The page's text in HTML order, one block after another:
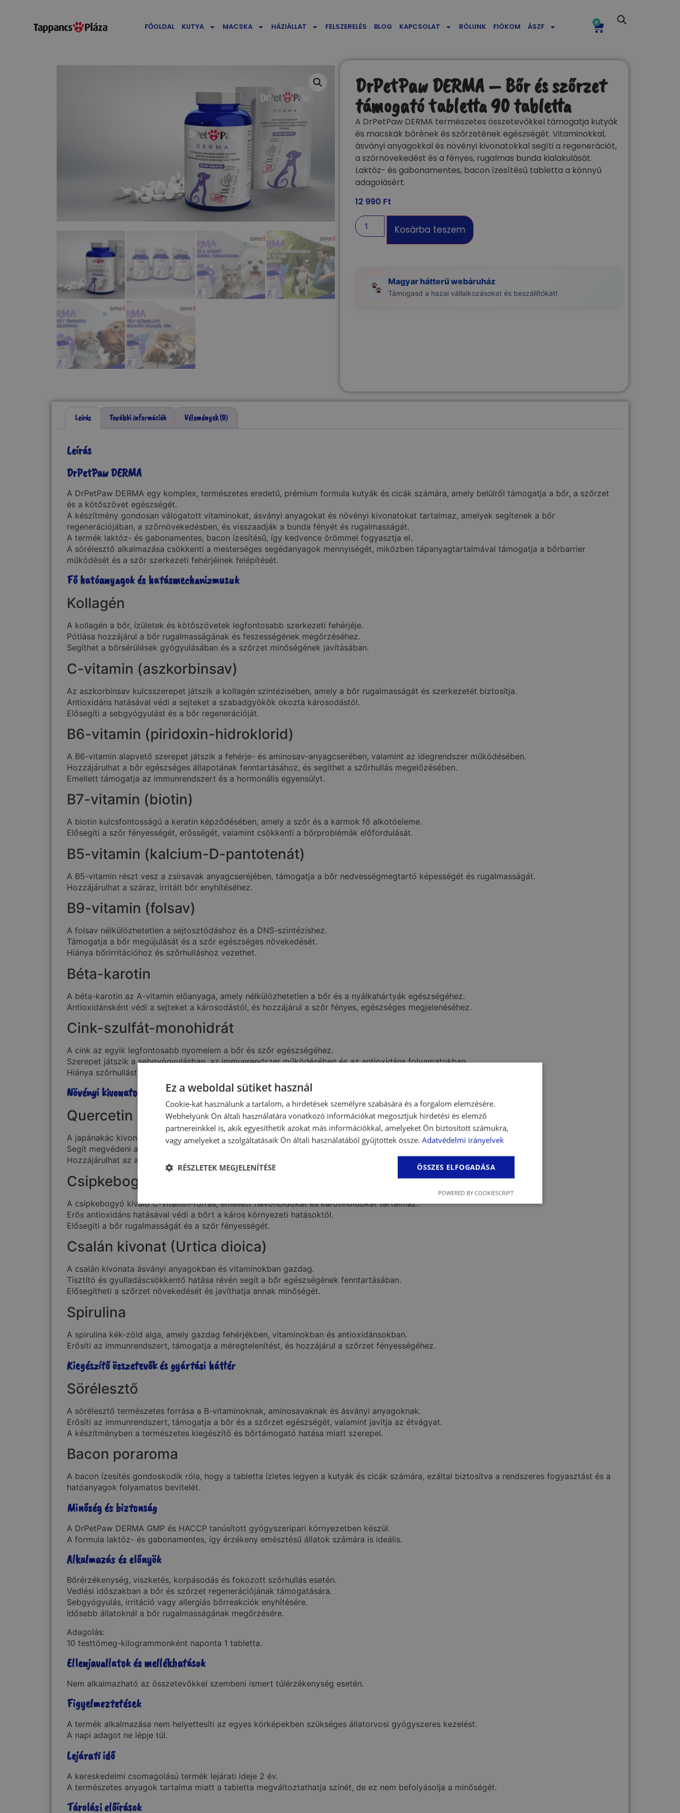
FŐOLDAL KUTYA MACSKA HÁZIÁLLAT FELSZERELÉS BLOG KAPCSOLAT RÓLUNK FIÓKOM ÁSZF 0
DrPetPaw DERMA – Bőr és szőrzet
támogató tabletta 90 tabletta
A DrPetPaw DERMA természetes összetevőkkel támogatja kutyák
és macskák bőrének és szőrzetének egészségét. Vitaminokkal,
ásványi anyagokkal és növényi kivonatokkal segíti a regenerációt,
a szőrnövekedést és a fényes, rugalmas bunda kialakulását.
Laktóz- és gabonamentes, bacon ízesítésű tabletta a könnyű
adagolásért.
12 990 Ft
Kosárba teszem
Magyar hátterű webáruház
Támogasd a hazai vállalkozásokat és beszállítókat!
Leírás További információk Vélemények (0)
Leírás
DrPetPaw DERMA
A DrPetPaw DERMA egy komplex, természetes eredetű, prémium formula kutyák és cicák számára, amely belülről támogatja a bőr, a szőrzet
és a kötőszövet egészségét.
A készítmény gondosan válogatott vitaminokat, ásványi anyagokat és növényi kivonatokat tartalmaz, amelyek segítenek a bőr
regenerációjában, a szőrnövekedésben, és visszaadják a bunda fényét és rugalmasságát.
A termék laktóz- és gabonamentes, bacon ízesítésű, így kedvence örömmel fogyasztja el.
A sörélesztő alkalmazása csökkenti a mesterséges segédanyagok mennyiségét, miközben tápanyagtartalmával támogatja a bőrbarrier
működését és a szőr szerkezeti fehérjéinek felépítését.
Fő hatóanyagok és hatásmechanizmusuk
Kollagén
A kollagén a bőr, ízületek és kötőszövetek legfontosabb szerkezeti fehérjéje.
Pótlása hozzájárul a bőr rugalmasságának és feszességének megőrzéséhez.
Segíthet a bőrsérülések gyógyulásában és a szőrzet minőségének javításában.
C-vitamin (aszkorbinsav)
Az aszkorbinsav kulcsszerepet játszik a kollagén szintézisében, amely a bőr rugalmasságát és szerkezetét biztosítja.
Antioxidáns hatásával védi a sejteket a szabadgyökök okozta károsodástól.
Elősegíti a sebgyógyulást és a bőr regenerációját.
B6-vitamin (piridoxin-hidroklorid)
A B6-vitamin alapvető szerepet játszik a fehérje- és aminosav-anyagcserében, valamint az idegrendszer működésében.
Hozzájárulhat a bőr egészséges állapotának fenntartásához, és segíthet a szőrhullás megelőzésében.
Emellett támogatja az immunrendszert és a hormonális egyensúlyt.
B7-vitamin (biotin)
A biotin kulcsfontosságú a keratin képződésében, amely a szőr és a karmok fő alkotóeleme.
Elősegíti a szőr fényességét, erősségét, valamint csökkenti a bőrproblémák előfordulását.
B5-vitamin (kalcium-D-pantotenát)
A B5-vitamin részt vesz a zsírsavak anyagcseréjében, támogatja a bőr nedvességmegtartó képességét és rugalmasságát.
Hozzájárulhat a száraz, irritált bőr enyhítéséhez.
B9-vitamin (folsav)
A folsav nélkülözhetetlen a sejtosztódáshoz és a DNS-szintézishez.
Támogatja a bőr megújulását és a szőr egészséges növekedését.
Hiánya bőrirritációhoz és szőrhulláshoz vezethet.
Béta-karotin
A béta-karotin az A-vitamin előanyaga, amely nélkülözhetetlen a bőr és a nyálkahártyák egészségéhez.
Antioxidánsként védi a sejteket a károsodástól, és hozzájárul a szőr fényes, egészséges megjelenéséhez.
Cink-szulfát-monohidrát
A cink az egyik legfontosabb nyomelem a bőr és szőr egészségéhez.
Szerepet játszik a sebgyógyulásban, az immunrendszer működésében és az antioxidáns folyamatokban.
Hiánya szőrhullást, bőrelváltozásokat okozhat.
Növényi kivonatok a természet erejével
Quercetin (Sophora japonica kivonat)
A japánakác kivonata a quercetin flavonoidot tartalmazza, amely erős antioxidáns és gyulladáscsökkentő hatású.
Segít megvédeni a sejteket az oxidatív stressztől, és támogatja a bőr egészségét.
Hozzájárulhat az allergiás reakciók és gyulladásos bőrpanaszok mérsékléséhez.
Csipkebogyó kivonat (Rosa canina)
A csipkebogyó kiváló C-vitamin-forrás, emellett flavonoidokat és karotinoidokat tartalmaz.
Erős antioxidáns hatásával védi a bőrt a káros környezeti hatásoktól.
Elősegíti a bőr rugalmasságát és a szőr fényességét.
Csalán kivonat (Urtica dioica)
A csalán kivonata ásványi anyagokban és vitaminokban gazdag.
Tisztító és gyulladáscsökkentő hatása révén segít a bőr egészségének fenntartásában.
Elősegítheti a szőrzet növekedését és javíthatja annak minőségét.
Spirulina
A spirulina kék-zöld alga, amely gazdag fehérjékben, vitaminokban és antioxidánsokban.
Erősíti az immunrendszert, támogatja a méregtelenítést, és hozzájárul a szőrzet fényességéhez.
Kiegészítő összetevők és gyártási háttér
Sörélesztő
A sörélesztő természetes forrása a B-vitaminoknak, aminosavaknak és ásványi anyagoknak.
Erősíti az immunrendszert, támogatja a bőr és a szőrzet egészségét, valamint javítja az étvágyat.
A készítményben a természetes kiegészítő és bőrtámogató hatása miatt szerepel.
Bacon poraroma
A bacon ízesítés gondoskodik róla, hogy a tabletta ízletes legyen a kutyák és cicák számára, ezáltal biztosítva a rendszeres fogyasztást és a
hatóanyagok folyamatos bevitelét.
Minőség és biztonság
A DrPetPaw DERMA GMP és HACCP tanúsított gyógyszeripari környezetben készül.
A formula laktóz- és gabonamentes, így érzékeny emésztésű állatok számára is ideális.
Alkalmazás és előnyök
Bőrérzékenység, viszketés, korpásodás és fokozott szőrhullás esetén.
Vedlési időszakban a bőr és szőrzet regenerációjának támogatására.
Sebgyógyulás, irritáció vagy allergiás bőrreakciók enyhítésére.
Idősebb állatoknál a bőr rugalmasságának megőrzésére.
Adagolás:
10 testtömeg-kilogrammonként naponta 1 tabletta.
Ellenjavallatok és mellékhatások
Nem alkalmazható az összetevőkkel szembeni ismert túlérzékenység esetén.
Figyelmeztetések
A termék alkalmazása nem helyettesíti az egyes kórképekben szükséges állatorvosi gyógyszeres kezelést.
A napi adagot ne lépje túl.
Lejárati idő
A kereskedelmi csomagolású termék lejárati ideje 2 év.
A természetes anyagok tartalma miatt a tabletta megváltoztathatja színét, de ez nem befolyásolja a minőségét.
Tárolási előírások
Ez a weboldal sütiket használ
Cookie-kat használunk a tartalom, a hirdetések személyre szabására és a forgalom elemzésére.
Webhelyünk Ön általi használatára vonatkozó információkat megosztjuk hirdetési és elemző
partnereinkkel is, akik egyesíthetik azokat más információkkal, amelyeket Ön biztosított számukra,
vagy amelyeket a szolgáltatásaik Ön általi használatából gyűjtöttek össze. Adatvédelmi irányelvek
ÖSSZES ELFOGADÁSA
RÉSZLETEK MEGJELENÍTÉSE
POWERED BY COOKIESCRIPT